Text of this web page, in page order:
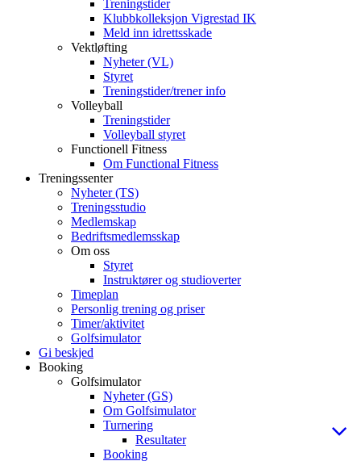
Treningstider
Klubbkolleksjon Vigrestad IK
Meld inn idrettsskade
Vektløfting
Nyheter (VL)
Styret
Treningstider/trener info
Volleyball
Treningstider
Volleyball styret
Functionell Fitness
Om Functional Fitness
Treningssenter
Nyheter (TS)
Treningsstudio
Medlemskap
Bedriftsmedlemsskap
Om oss
Styret
Instruktører og studioverter
Timeplan
Personlig trening og priser
Timer/aktivitet
Golfsimulator
Gi beskjed
Booking
Golfsimulator
Nyheter (GS)
Om Golfsimulator
Turnering
Resultater
Booking